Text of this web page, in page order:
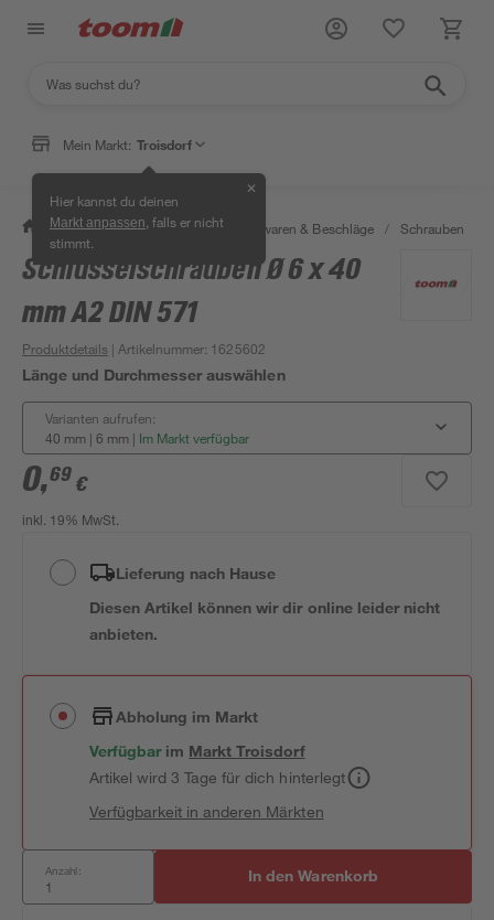
Mein Markt: Troisdorf
Hier kannst du deinen
Markt anpassen , falls er nicht
stimmt.
✕
/ Werkstatt & Maschinen / Eisenwaren & Beschläge / Schrauben
Schlüsselschrauben Ø 6 x 40
mm A2 DIN 571
Produktdetails | Artikelnummer: 1625602
Länge und Durchmesser auswählen
Varianten aufrufen:
40 mm | 6 mm | Im Markt verfügbar
0,69 €
inkl. 19% MwSt.
Lieferung nach Hause
Diesen Artikel können wir dir online leider nicht
anbieten.
Abholung im Markt
Verfügbar im MarktTroisdorf
Artikel wird 3 Tage für dich hinterlegt
Verfügbarkeit in anderen Märkten
Anzahl: In den Warenkorb